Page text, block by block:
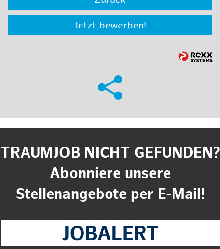
Jetzt bewerben!
TRAUMJOB NICHT GEFUNDEN?
Abonniere unsere
Stellenangebote per E-Mail!